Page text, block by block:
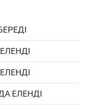
ЕЛЕНДІ